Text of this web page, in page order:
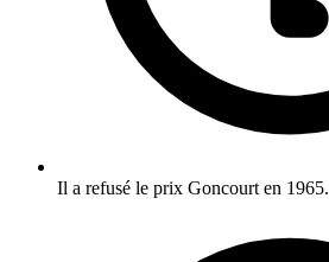
Il a refusé le prix Goncourt en 1965.